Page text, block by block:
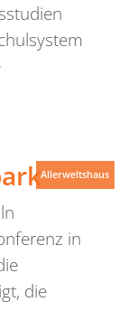
in
die
Allerweltshaus